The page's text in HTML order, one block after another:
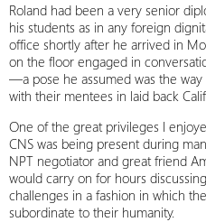
Roland had been a very senior
his students as in any foreign
office shortly after he arrived in
on the floor engaged in
—a pose he assumed was the
with their mentees in laid back
One of the great privileges I
CNS was being present during
NPT negotiator and great friend
would carry on for hours
challenges in a fashion in which
subordinate to their humanity.